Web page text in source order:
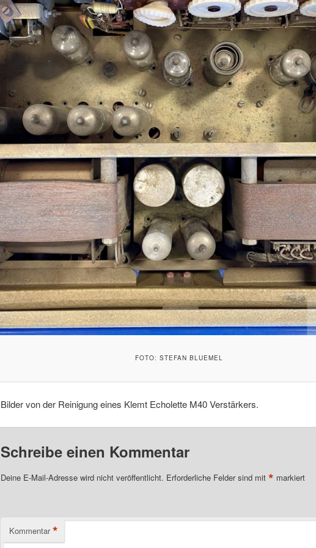
FOTO: STEFAN BLUEMEL
Bilder von der Reinigung eines Klemt Echolette M40 Verstärkers.
Schreibe einen Kommentar
Deine E-Mail-Adresse wird nicht veröffentlicht. Erforderliche Felder sind mit * markiert
Kommentar *